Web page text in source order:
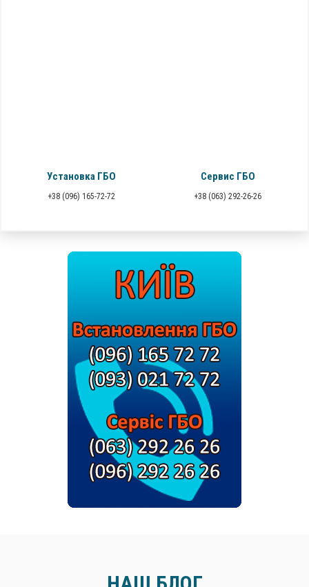
Установка ГБО
+38 (096) 165-72-72
Сервис ГБО
+38 (063) 292-26-26